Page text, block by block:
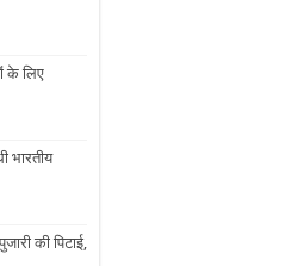
के लिए
भारतीय
की पिटाई,